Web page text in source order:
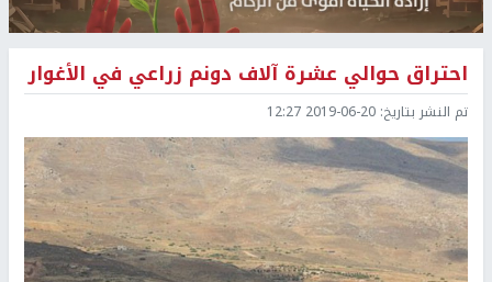
احتراق حوالي عشرة آلاف دونم زراعي في الأغوار
تم النشر بتاريخ: 2019-06-20 12:27